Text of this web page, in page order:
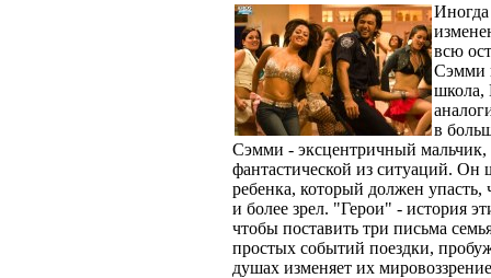
Иногда
всю
Сэмми
школа,
в
Сэмми - эксцентричный
фантастической из ситуаций. Он
ребенка, который должен
и более зрел. "Герои" - история
чтобы поставить три письма
простых событий поездки,
душах изменяет их